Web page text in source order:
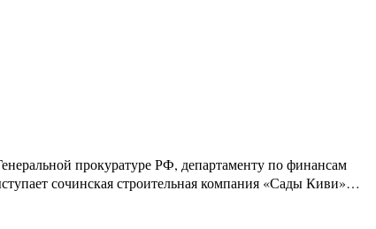
прокуратуре РФ, департаменту по финансам
сочинская строительная компания «Сады Киви»…